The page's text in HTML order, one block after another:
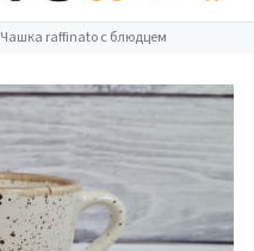
Чашка raffinato с блюдцем